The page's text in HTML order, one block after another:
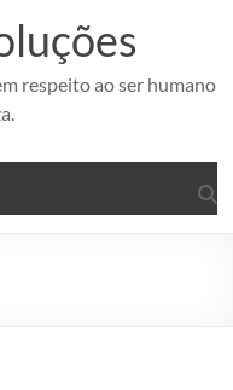
respeito ao ser humano